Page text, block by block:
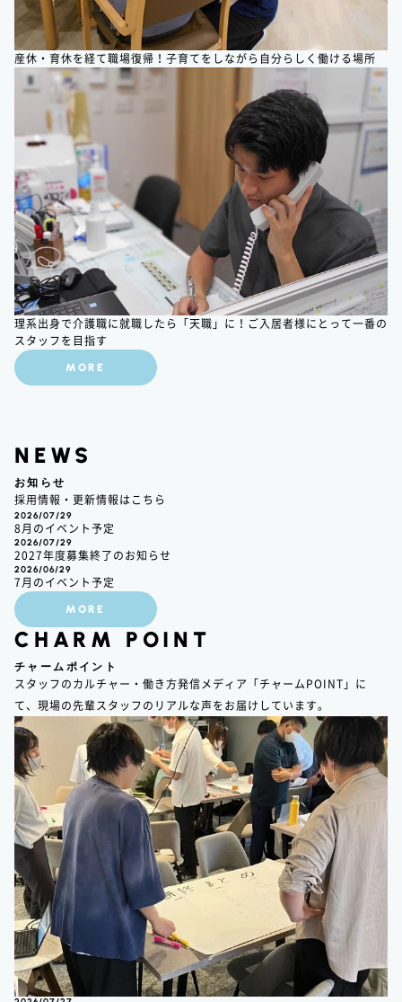
産休・育休を経て職場復帰！子育てをしながら自分らしく働ける場所
理系出身で介護職に就職したら「天職」に！ご入居者様にとって一番の
スタッフを目指す
MORE
NEWS
お知らせ
採用情報・更新情報はこちら
2026/07/29
8月のイベント予定
2026/07/29
2027年度募集終了のお知らせ
2026/06/29
7月のイベント予定
MORE
CHARM POINT
チャームポイント
スタッフのカルチャー・働き方発信メディア「チャームPOINT」に
て、現場の先輩スタッフのリアルな声をお届けしています。